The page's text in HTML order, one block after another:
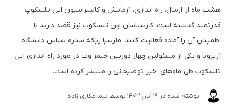
هشت ماه از ارسال، راه اندازی، آزمایش و کالیبراسیون این تلسکوپ
قدرتمند گذشته است. کارشناسان این تلسکوپ نیز قصد دارند با
اطمینان آن را آماده فعالیت کنند. مارسیا ریکه ستاره شناس دانشگاه
آریزونا و یکی از مسئولین چهار دوربین جیمز وب در مورد راه اندازی این
تلسکوپ طی ماه‌های اخیر توضیحاتی را منتشر کرده است.
نوشته شده در 19 آبان 1403 توسط نیما مکاری زاده